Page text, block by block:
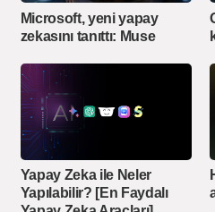
Microsoft, yeni yapay
zekasını tanıttı: Muse
Yapay Zeka ile Neler
Yapılabilir? [En Faydalı